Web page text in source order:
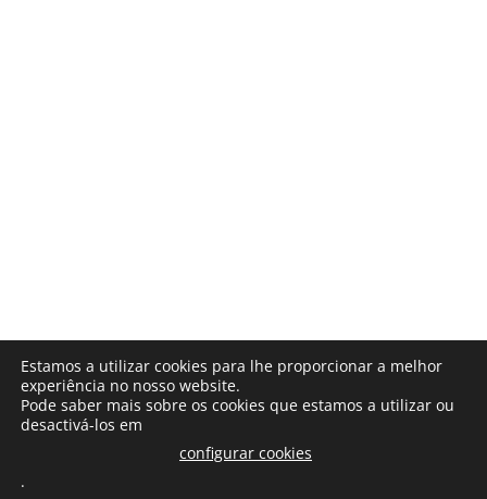
Estamos a utilizar cookies para lhe proporcionar a melhor
experiência no nosso website.
Pode saber mais sobre os cookies que estamos a utilizar ou
desactivá-los em
configurar cookies
.